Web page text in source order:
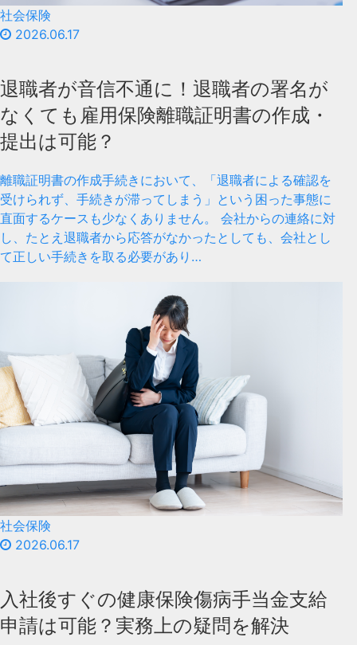
社会保険
2026.06.17
退職者が音信不通に！退職者の署名が
なくても雇用保険離職証明書の作成・
提出は可能？
離職証明書の作成手続きにおいて、「退職者による確認を
受けられず、手続きが滞ってしまう」という困った事態に
直面するケースも少なくありません。 会社からの連絡に対
し、たとえ退職者から応答がなかったとしても、会社とし
て正しい手続きを取る必要があり…
社会保険
2026.06.17
入社後すぐの健康保険傷病手当金支給
申請は可能？実務上の疑問を解決